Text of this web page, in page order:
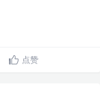
点赞